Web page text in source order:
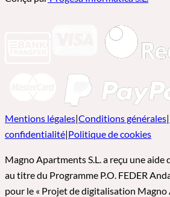
Mentions légales|Conditions générales|
confidentialité|Politique de cookies
Magno Apartments S.L. a reçu une
au titre du Programme P.O. FEDER
pour le « Projet de digitalisation Magno